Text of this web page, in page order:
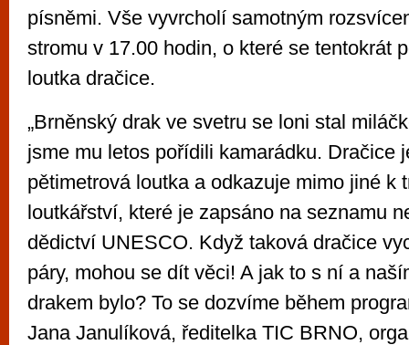
písněmi. Vše vyvrcholí samotným
stromu v 17.00 hodin, o které se tentokrát
loutka dračice.
„Brněnský drak ve svetru se loni stal
jsme mu letos pořídili kamarádku. Dračice
pětimetrová loutka a odkazuje mimo jiné k
loutkářství, které je zapsáno na seznamu
dědictví UNESCO. Když taková dračice
páry, mohou se dít věci! A jak to s ní a
drakem bylo? To se dozvíme během
Jana Janulíková, ředitelka TIC BRNO,